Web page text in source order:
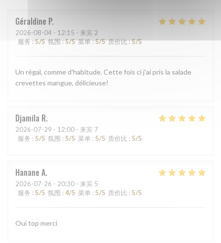
Géraldine P
2026-08-04 - 12:15 - 来宾 2
服务 : 5/5 氛围:5/5 菜单:5/5 质价比:5/5
Un régal, comme d'habitude. Cette fois ci j'ai pris la salade
crevettes mangue, délicieuse!
Djamila R
2026-07-29 - 12:00 - 来宾 7
服务 : 5/5 氛围 : 5/5 菜单 : 5/5 质价比 : 5/5
Hanane A
2026-07-26 - 20:30 - 来宾 5
服务 : 5/5 氛围 : 4/5 菜单 : 5/5 质价比 : 5/5
Oui top merci